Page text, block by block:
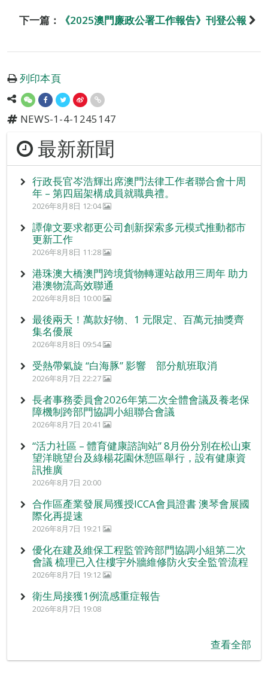
下一篇： 《2025澳門廉政公署工作報告》刊登公報
列印本頁
NEWS-1-4-1245147
最新新聞
行政長官岑浩輝出席澳門法律工作者聯合會十周
年 – 第四屆架構成員就職典禮。
2026年8月8日 12:04
譚偉文要求都更公司創新探索多元模式推動都市
更新工作
2026年8月8日 11:28
港珠澳大橋澳門跨境貨物轉運站啟用三周年 助力
港澳物流高效聯通
2026年8月8日 10:00
最後兩天！萬款好物、1 元限定、百萬元抽獎齊
集名優展
2026年8月8日 09:54
受熱帶氣旋 “白海豚” 影響 部分航班取消
2026年8月7日 22:27
長者事務委員會2026年第二次全體會議及養老保
障機制跨部門協調小組聯合會議
2026年8月7日 20:41
“活力社區 – 體育健康諮詢站” 8月份分別在松山東
望洋眺望台及綠楊花園休憩區舉行，設有健康資
訊推廣
2026年8月7日 20:00
合作區產業發展局獲授ICCA會員證書 澳琴會展國
際化再提速
2026年8月7日 19:21
優化在建及維保工程監管跨部門協調小組第二次
會議 梳理已入住樓宇外牆維修防火安全監管流程
2026年8月7日 19:12
衛生局接獲1例流感重症報告
2026年8月7日 19:08
查看全部